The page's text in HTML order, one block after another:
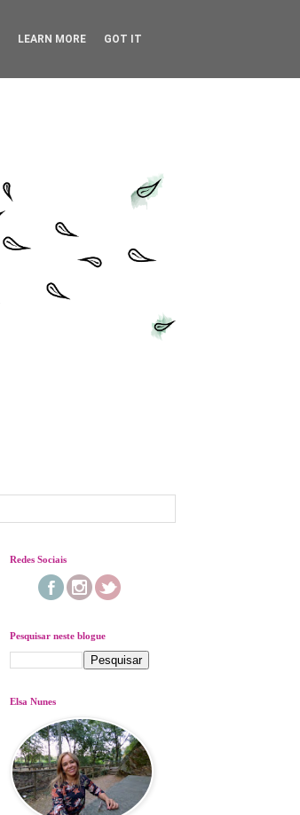
Redes Sociais
Pesquisar neste blogue
Elsa Nunes
LEARN MORE GOT IT